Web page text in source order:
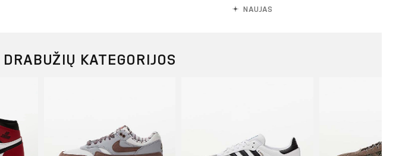
NAUJAS
KATEGORIJOS